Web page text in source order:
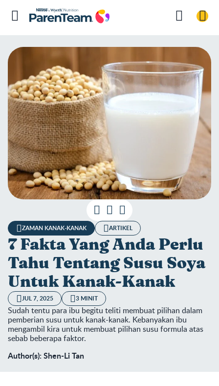
ZAMAN KANAK-KANAK ARTIKEL
7 Fakta Yang Anda Perlu
Tahu Tentang Susu Soya
Untuk Kanak-Kanak
JUL 7, 2025 3 MINIT
Sudah tentu para ibu begitu teliti membuat pilihan dalam
pemberian susu untuk kanak-kanak. Kebanyakan ibu
mengambil kira untuk membuat pilihan susu formula atas
sebab beberapa faktor.
Author(s): Shen-Li Tan